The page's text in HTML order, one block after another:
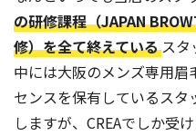
の研修課程（JAPAN
修）を全て終えているスタ
中には大阪のメンズ専用
センスを保有しているス
しますが、CREAでしか受